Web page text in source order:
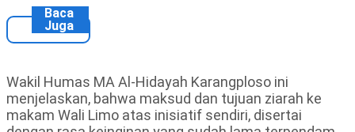
Baca
Juga
Wakil Humas MA Al-Hidayah Karangploso ini
menjelaskan, bahwa maksud dan tujuan ziarah ke
makam Wali Limo atas inisiatif sendiri, disertai